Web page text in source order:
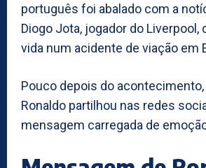
português foi abalado com a
Diogo Jota, jogador do Liverpool,
vida num acidente de viação em
Pouco depois do
Ronaldo partilhou nas redes
mensagem carregada de